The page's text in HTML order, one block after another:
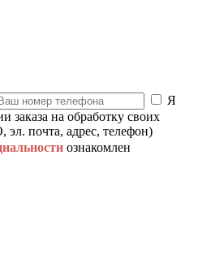
Я
заказа на обработку своих
почта, адрес, телефон)
ознакомлен